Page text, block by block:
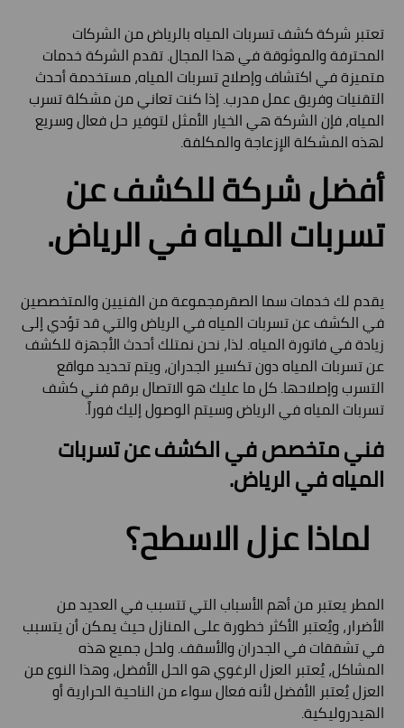
تعتبر شركة كشف تسربات المياه بالرياض من الشركات
المحترفة والموثوقة في هذا المجال. تقدم الشركة خدمات
متميزة في اكتشاف وإصلاح تسربات المياه، مستخدمة أحدث
التقنيات وفريق عمل مدرب. إذا كنت تعاني من مشكلة تسرب
المياه، فإن الشركة هي الخيار الأمثل لتوفير حل فعال وسريع
لهذه المشكلة الإزعاجة والمكلفة.
أفضل شركة للكشف عن
تسربات المياه في الرياض.
يقدم لك خدمات سما الصقرمجموعة من الفنيين والمتخصصين
في الكشف عن تسربات المياه في الرياض والتي قد تؤدي إلى
زيادة في فاتورة المياه. لذا، نحن نمتلك أحدث الأجهزة للكشف
عن تسربات المياه دون تكسير الجدران، ويتم تحديد مواقع
التسرب وإصلاحها. كل ما عليك هو الاتصال برقم فني كشف
تسربات المياه في الرياض وسيتم الوصول إليك فوراً.
فني متخصص في الكشف عن تسربات
المياه في الرياض.
لماذا عزل الاسطح؟
المطر يعتبر من أهم الأسباب التي تتسبب في العديد من
الأضرار، ويُعتبر الأكثر خطورة على المنازل حيث يمكن أن يتسبب
في تشققات في الجدران والأسقف. ولحل جميع هذه
المشاكل، يُعتبر العزل الرغوي هو الحل الأفضل، وهذا النوع من
العزل يُعتبر الأفضل لأنه فعال سواء من الناحية الحرارية أو
الهيدروليكية.